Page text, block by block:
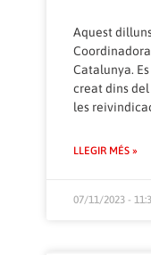
Aquest
Catalunya.
creat dins
les
LLEGIR MÉS »
07/11/2023 -